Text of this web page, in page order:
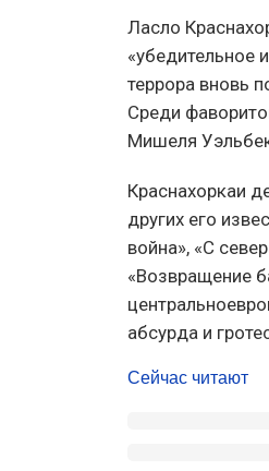
Ласло
«убедительное
террора вновь
Среди
Мишеля
Краснахоркаи
других его
война», «С
«Возвращение
абсурда и
Сейчас читают